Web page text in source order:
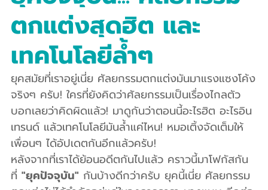
ตกแต่งสุดฮิต และ
เทคโนโลยีล้ำๆ
ยุคสมัยที่เราอยู่เนี่ย ศัลยกรรมตกแต่งมันมาแรงแซงโค้ง
จริงๆ ครับ! ใครที่ยังคิดว่าศัลยกรรมเป็นเรื่องไกลตัว
บอกเลยว่าคิดผิดแล้ว! มาดูกันว่าตอนนี้อะไรฮิต อะไรอิน
เทรนด์ แล้วเทคโนโลยีมันล้ำแค่ไหน! หมอเติ้งจัดเต็มให้
เพื่อนๆ ได้อัปเดตกันอีกแล้วครับ!
หลังจากที่เราได้ย้อนอดีตกันไปแล้ว คราวนี้มาโฟกัสกัน
ที่ "ยุคปัจจุบัน" กันบ้างดีกว่าครับ ยุคนี้เนี่ย ศัลยกรรม